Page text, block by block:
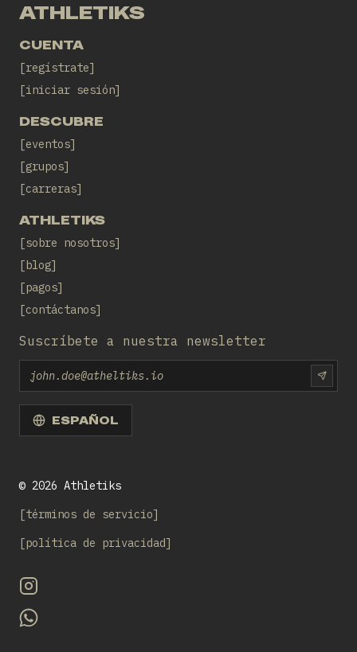
ATHLETIKS
CUENTA
regístrate
iniciar sesión
DESCUBRE
eventos
grupos
carreras
ATHLETIKS
sobre nosotros
blog
pagos
contáctanos
Suscríbete a nuestra newsletter
Email
ESPAÑOL
© 2026 Athletiks
términos de servicio
política de privacidad